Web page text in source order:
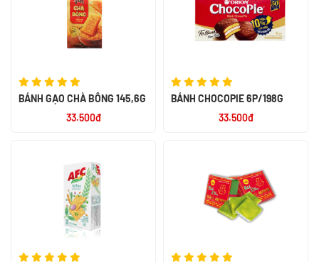
BÁNH GẠO CHÀ BÔNG 145,6G
33.500đ
BÁNH CHOCOPIE 6P/198G
33.500đ